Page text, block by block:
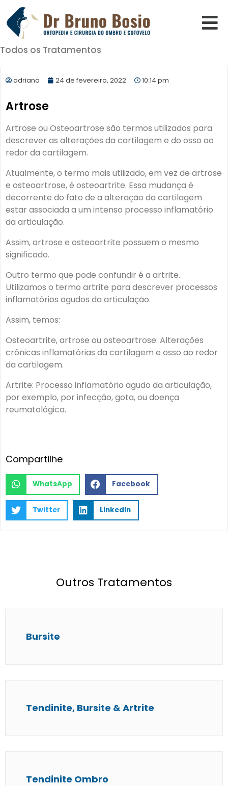
Todos os Tratamentos
adriano 24 de fevereiro, 2022 10:14 pm
Artrose
Artrose ou Osteoartrose são termos utilizados para
descrever as alterações da cartilagem e do osso ao
redor da cartilagem.
Atualmente, o termo mais utilizado, em vez de artrose
e osteoartrose, é osteoartrite. Essa mudança é
decorrente do fato de a alteração da cartilagem
estar associada a um intenso processo inflamatório
da articulação.
Assim, artrose e osteoartrite possuem o mesmo
significado.
Outro termo que pode confundir é a artrite.
Utilizamos o termo artrite para descrever processos
inflamatórios agudos da articulação.
Assim, temos:
Osteoartrite, artrose ou osteoartrose: Alterações
crônicas inflamatórias da cartilagem e osso ao redor
da cartilagem.
Artrite: Processo inflamatório agudo da articulação,
por exemplo, por infecção, gota, ou doença
reumatológica.
Compartilhe
WhatsApp Facebook
Twitter LinkedIn
Outros Tratamentos
Bursite
Tendinite, Bursite & Artrite
Tendinite Ombro